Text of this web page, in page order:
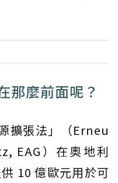
那麼前面呢？
擴張法」（Erneu
EAG）在奧地利
10 億歐元用於可